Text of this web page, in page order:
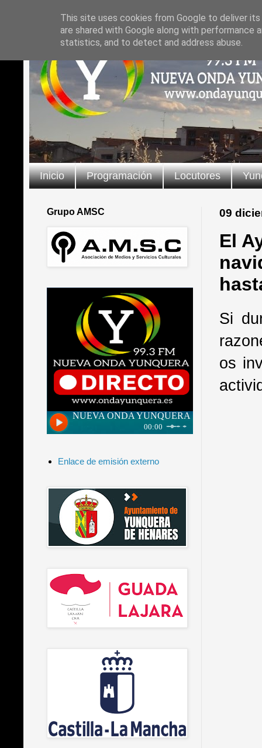
Inicio Programación Locutores
09
El
Si
os
Grupo AMSC
Enlace de emisión externo
This site uses cookies from Google to deliver
are shared with Google along with
statistics, and to detect and address abuse.